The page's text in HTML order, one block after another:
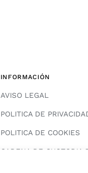
INFORMACIÓN
AVISO LEGAL
POLITICA DE
POLITICA DE COOKIES
CADENA DE CUSTODIA